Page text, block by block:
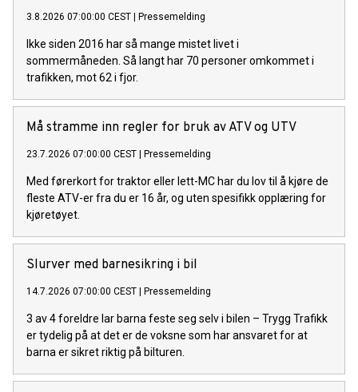
3.8.2026 07:00:00 CEST Pressemelding
Ikke siden 2016 har så mange mistet livet i
sommermåneden. Så langt har 70 personer omkommet i
trafikken, mot 62 i fjor.
Må stramme inn regler for bruk av ATV og UTV
23.7.2026 07:00:00 CEST Pressemelding
Med førerkort for traktor eller lett-MC har du lov til å kjøre de
fleste ATV-er fra du er 16 år, og uten spesifikk opplæring for
kjøretøyet.
Slurver med barnesikring i bil
14.7.2026 07:00:00 CEST Pressemelding
3 av 4 foreldre lar barna feste seg selv i bilen – Trygg Trafikk
er tydelig på at det er de voksne som har ansvaret for at
barna er sikret riktig på bilturen.